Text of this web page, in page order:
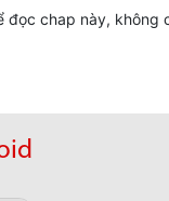
đọc chap này, không